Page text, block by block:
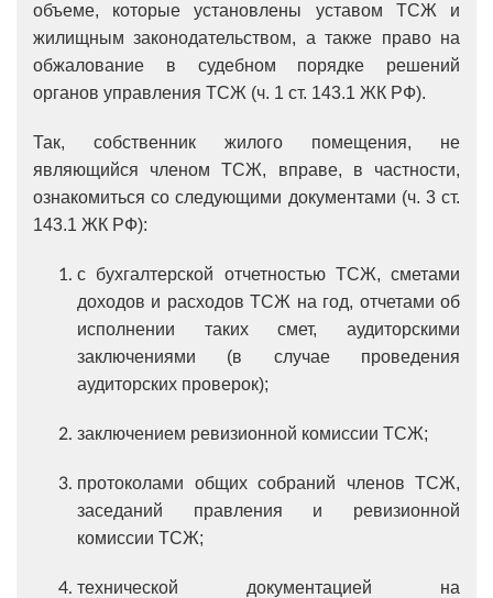
объеме, которые установлены уставом ТСЖ и
жилищным законодательством, а также право на
обжалование в судебном порядке решений
органов управления ТСЖ (ч. 1 ст. 143.1 ЖК РФ).
Так, собственник жилого помещения, не
являющийся членом ТСЖ, вправе, в частности,
ознакомиться со следующими документами (ч. 3 ст.
143.1 ЖК РФ):
с бухгалтерской отчетностью ТСЖ, сметами
доходов и расходов ТСЖ на год, отчетами об
исполнении таких смет, аудиторскими
заключениями (в случае проведения
аудиторских проверок);
заключением ревизионной комиссии ТСЖ;
протоколами общих собраний членов ТСЖ,
заседаний правления и ревизионной
комиссии ТСЖ;
технической документацией на